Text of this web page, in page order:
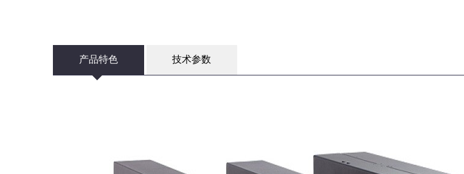
产品特色 技术参数